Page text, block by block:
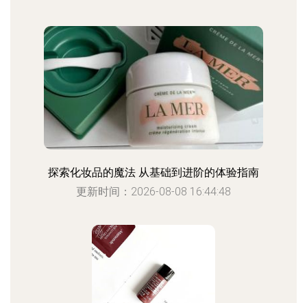
探索化妆品的魔法 从基础到进阶的体验指南
更新时间：2026-08-08 16:44:48